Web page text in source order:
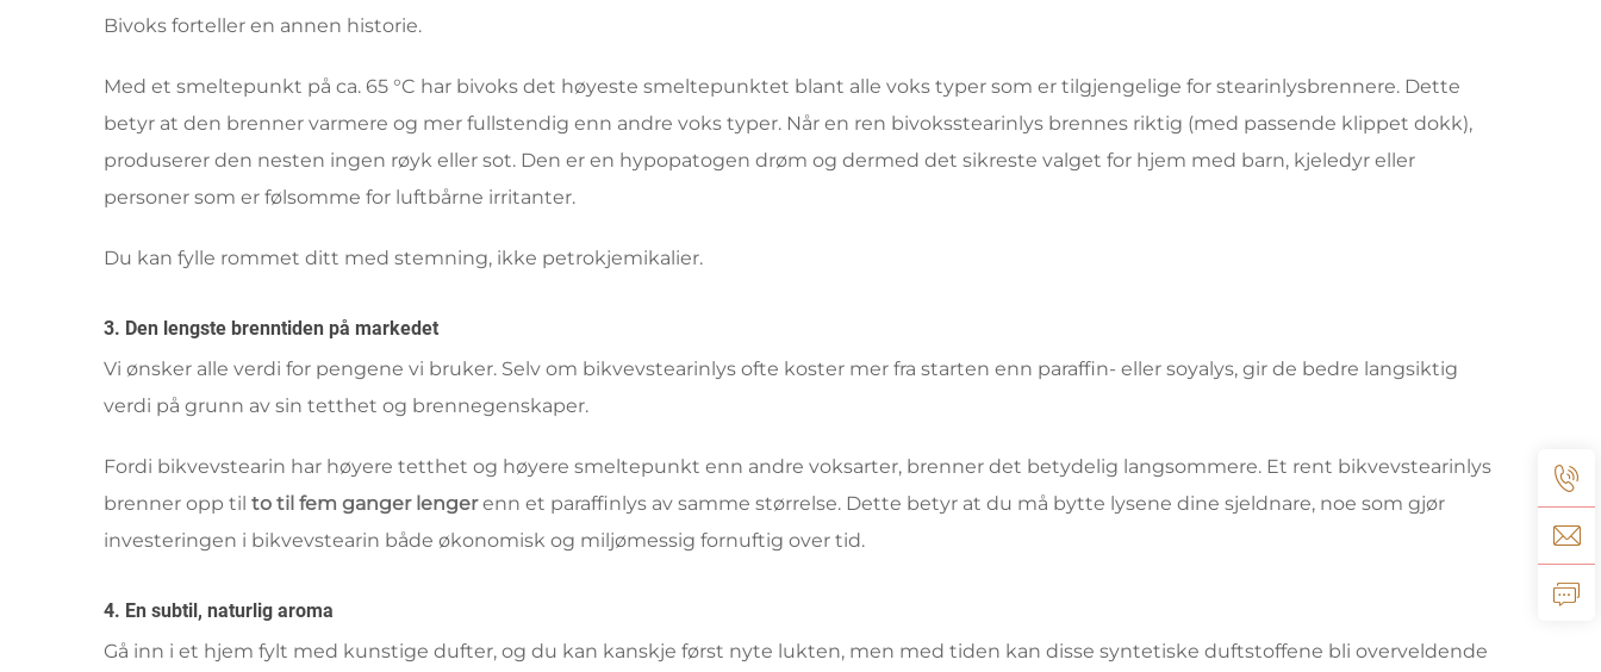
Bivoks forteller en annen historie.
Med et smeltepunkt på ca. 65 °C har bivoks det høyeste smeltepunktet blant alle voks typer som er tilgjengelige for stearinlysbrennere. Dette
betyr at den brenner varmere og mer fullstendig enn andre voks typer. Når en ren bivoksstearinlys brennes riktig (med passende klippet dokk),
produserer den nesten ingen røyk eller sot. Den er en hypopatogen drøm og dermed det sikreste valget for hjem med barn, kjeledyr eller
personer som er følsomme for luftbårne irritanter.
Du kan fylle rommet ditt med stemning, ikke petrokjemikalier.
3. Den lengste brenntiden på markedet
Vi ønsker alle verdi for pengene vi bruker. Selv om bikvevstearinlys ofte koster mer fra starten enn paraffin- eller soyalys, gir de bedre langsiktig
verdi på grunn av sin tetthet og brennegenskaper.
Fordi bikvevstearin har høyere tetthet og høyere smeltepunkt enn andre voksarter, brenner det betydelig langsommere. Et rent bikvevstearinlys
brenner opp til to til fem ganger lengerenn et paraffinlys av samme størrelse. Dette betyr at du må bytte lysene dine sjeldnare, noe som gjør
investeringen i bikvevstearin både økonomisk og miljømessig fornuftig over tid.
4. En subtil, naturlig aroma
Gå inn i et hjem fylt med kunstige dufter, og du kan kanskje først nyte lukten, men med tiden kan disse syntetiske duftstoffene bli overveldende